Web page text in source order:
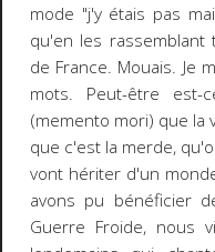
mode "j'y étais pas
qu'en les
de France. Mouais. Je
mots. Peut-être est-
(memento mori) que la
que c'est la merde,
vont hériter d'un
avons pu bénéficier
Guerre Froide, nous